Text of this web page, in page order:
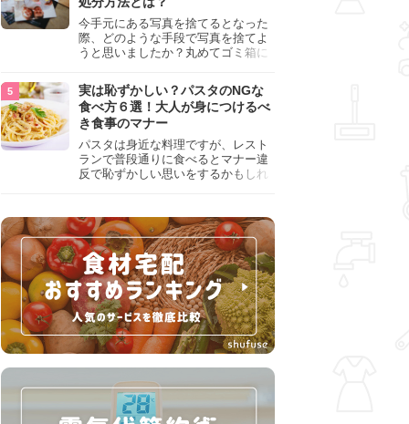
今手元にある写真を捨てるとなった
際、どのような手段で写真を捨てよ
うと思いましたか？丸めてゴミ箱に
真は個人情報が詰まっているので、
ただ丸めただけの状態で捨ててしま
うのは危険です。写真にすべきでは
ない捨て方をまとめているので、ぜ
ひチェックしておきましょう。
実は恥ずかしい？パスタのNGな
食べ方６選！大人が身につけるべ
き食事のマナー
パスタは身近な料理ですが、レスト
ランで普段通りに食べるとマナー違
反で恥ずかしい思いをするかもしれ
して、正しい食べ方を確認しましょ
う。大人の嗜みとして知っておきた
い新常識を解説します。